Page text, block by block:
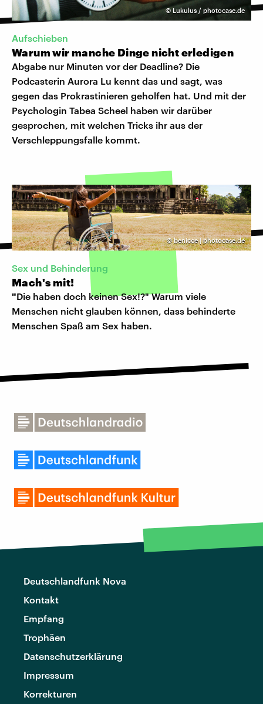
© Lukulus / photocase.de
Aufschieben
Warum wir manche Dinge nicht erledigen
Abgabe nur Minuten vor der Deadline? Die
Podcasterin Aurora Lu kennt das und sagt, was
gegen das Prokrastinieren geholfen hat. Und mit der
Psychologin Tabea Scheel haben wir darüber
gesprochen, mit welchen Tricks ihr aus der
Verschleppungsfalle kommt.
©benicce | photocase.de
Sex und Behinderung
Mach's mit!
"Die haben doch keinen Sex!?" Warum viele
Menschen nicht glauben können, dass behinderte
Menschen Spaß am Sex haben.
Deutschlandfunk Nova
Kontakt
Empfang
Trophäen
Datenschutzerklärung
Impressum
Korrekturen